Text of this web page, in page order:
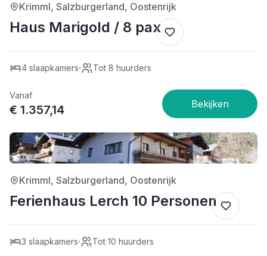
Krimml, Salzburgerland, Oostenrijk
Haus Marigold / 8 pax
4 slaapkamers· Tot 8 huurders
Vanaf
€ 1.357,14
4/5
Krimml, Salzburgerland, Oostenrijk
Ferienhaus Lerch 10 Personen
3 slaapkamers· Tot 10 huurders